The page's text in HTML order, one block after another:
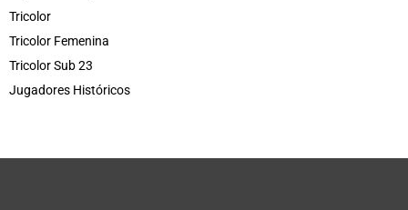
Tricolor
Tricolor Femenina
Tricolor Sub 23
Jugadores Históricos